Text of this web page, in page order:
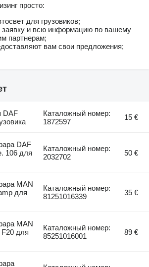
просто:
для грузовиков;
и всю информацию по вашему
партнерам;
вам свои предложения;
DAF
Каталожный номер:
1872597
15 €
DAF
106 для
Каталожный номер:
2032702
50 €
MAN
для
Каталожный номер:
81251016339
35 €
MAN
для
Каталожный номер:
85251016001
89 €